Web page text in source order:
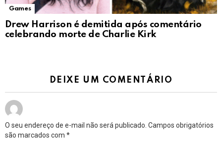
Games
Drew Harrison é demitida após comentário
celebrando morte de Charlie Kirk
DEIXE UM COMENTÁRIO
O seu endereço de e-mail não será publicado. Campos obrigatórios
são marcados com *